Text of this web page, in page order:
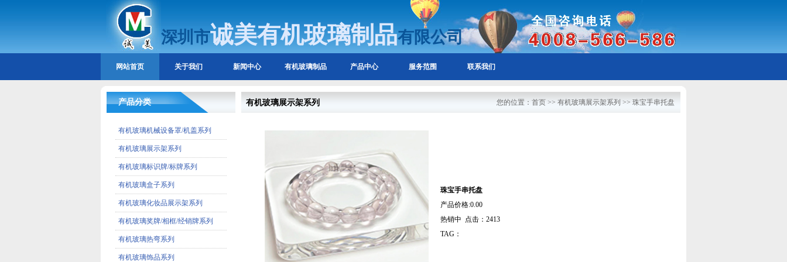
深圳市诚美有机玻璃制品有限公司
网站首页 关于我们 新闻中心 有机玻璃制品 产品中心 服务范围 联系我们
产品分类
有机玻璃机械设备罩/机盖系列
有机玻璃展示架系列
有机玻璃标识牌/标牌系列
有机玻璃盒子系列
有机玻璃化妆品展示架系列
有机玻璃奖牌/相框/经销牌系列
有机玻璃热弯系列
有机玻璃饰品系列
您的位置： 首页 >> 有机玻璃展示架系列 >> 珠宝手串托盘
有机玻璃展示架系列
珠宝手串托盘
产品价格:0.00
热销中 点击：2413
TAG：